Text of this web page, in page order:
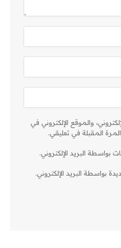
والموقع الإلكتروني في
المقبلة في تعليقي.
بواسطة البريد الإلكتروني.
بواسطة البريد الإلكتروني.